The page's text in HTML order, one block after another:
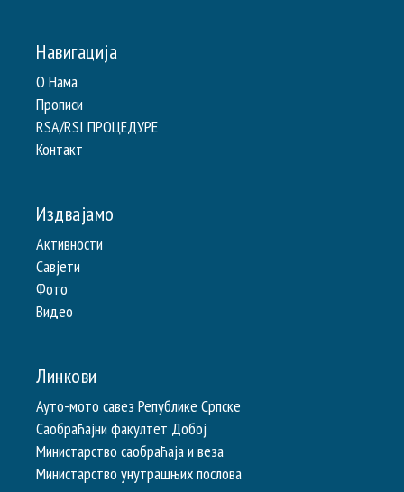
Навигација
О Нама
Прописи
RSA/RSI ПРОЦЕДУРЕ
Контакт
Издвајамо
Активности
Савјети
Фото
Видео
Линкови
Ауто-мото савез Републике Српске
Саобраћајни факултет Добој
Министарство саобраћаја и веза
Министарство унутрашњих послова